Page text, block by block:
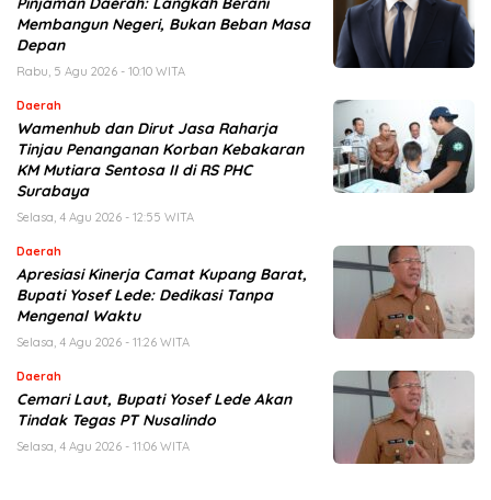
Membangun Negeri, Bukan Beban Masa
Depan
Rabu, 5 Agu 2026 - 10:10 WITA
Daerah
Wamenhub dan Dirut Jasa Raharja
Tinjau Penanganan Korban Kebakaran
KM Mutiara Sentosa II di RS PHC
Surabaya
Selasa, 4 Agu 2026 - 12:55 WITA
Daerah
Apresiasi Kinerja Camat Kupang Barat,
Bupati Yosef Lede: Dedikasi Tanpa
Mengenal Waktu
Selasa, 4 Agu 2026 - 11:26 WITA
Daerah
Cemari Laut, Bupati Yosef Lede Akan
Tindak Tegas PT Nusalindo
Selasa, 4 Agu 2026 - 11:06 WITA